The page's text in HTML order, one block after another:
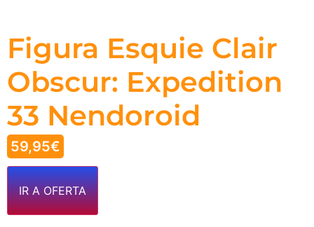
Figura Esquie Clair
Obscur: Expedition
33 Nendoroid
59,95€
IR A OFERTA